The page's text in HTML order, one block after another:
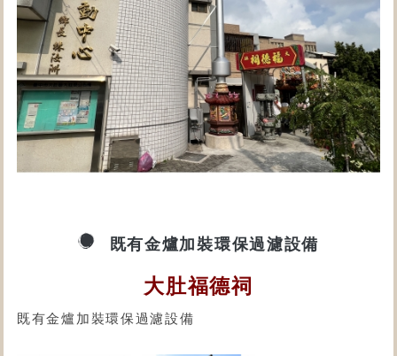
既有金爐加裝環保過濾設備
大肚福德祠
既有金爐加裝環保過濾設備